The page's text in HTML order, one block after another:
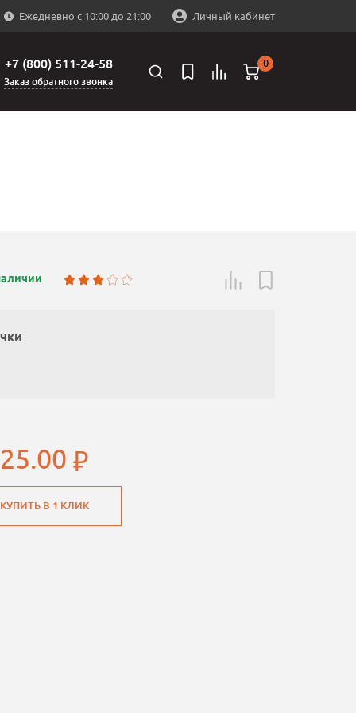
Ежедневно с 10:00 до 21:00 Личный кабинет
+7 (800) 511-24-58
Заказ обратного звонка
0
КУПИТЬ В 1 КЛИК